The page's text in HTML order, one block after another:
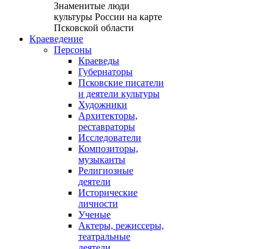
Знаменитые люди
культуры России на карте
Псковской области
Краеведение
Персоны
Краеведы
Губернаторы
Псковские писатели
и деятели культуры
Художники
Архитекторы,
реставраторы
Исследователи
Композиторы,
музыканты
Религиозные
деятели
Исторические
личности
Ученые
Актеры, режиссеры,
театральные